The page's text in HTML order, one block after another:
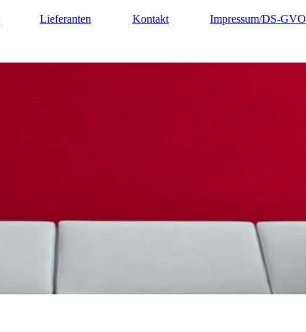
Lieferanten Kontakt Impressum/DS-GVO